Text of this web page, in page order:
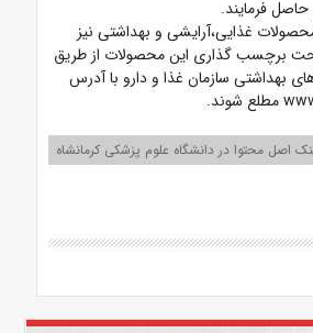
غذایی،‌آرایشی و بهداشتی نیز
برچسب گذاری این محصولات از طریق
بهداشتی سازمان غذا و دارو با آدرس
اصل محتوا در دانشگاه علوم پزشکی کرمانشاه